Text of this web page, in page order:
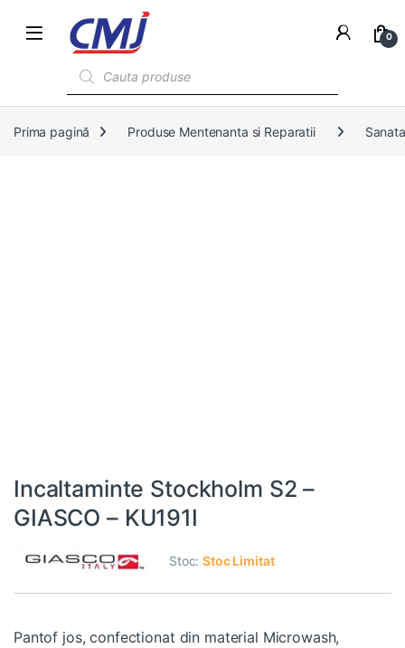
0
Prima pagină Produse Mentenanta si Reparatii
Incaltaminte Stockholm S2 –
GIASCO – KU191I
Stoc:Stoc Limitat
Pantof jos, confectionat din material Microwash,